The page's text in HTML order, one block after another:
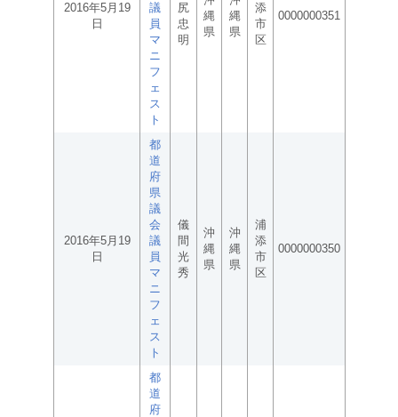
2016年5月19
日
議
員
マ
ニ
フ
ェ
ス
ト
尻
忠
明
縄
県
縄
県
添
市
区
0000000351
2016年5月19
日
都
道
府
県
議
会
議
員
マ
ニ
フ
ェ
ス
ト
儀
間
光
秀
沖
縄
県
沖
縄
県
浦
添
市
区
0000000350
都
道
府